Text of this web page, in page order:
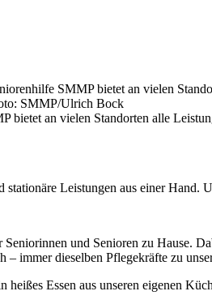
bietet an vielen Standorten alle
Leistungen aus einer Hand.
und Senioren zu Hause.
immer dieselben Pflegekräfte zu
Essen aus unseren eigenen